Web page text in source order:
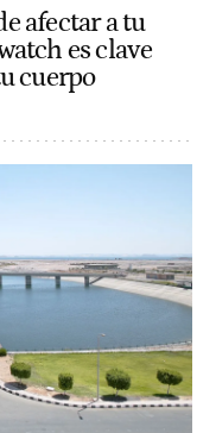
afectar a tu
es clave
cuerpo